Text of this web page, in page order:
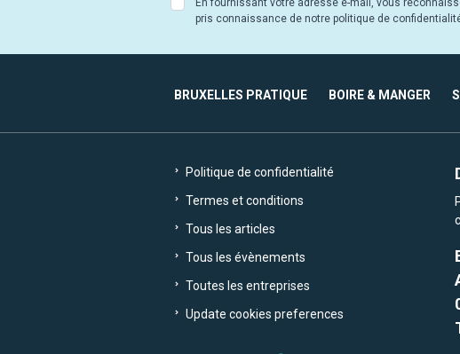
En fournissant votre adresse e-mail, vous
pris connaissance de notre politique de
BRUXELLES PRATIQUE BOIRE & MANGER
Politique de confidentialité
Termes et conditions
Tous les articles
Tous les évènements
Toutes les entreprises
Update cookies preferences